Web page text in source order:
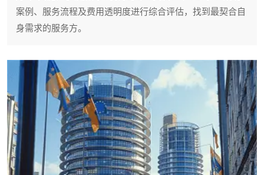
案例、服务流程及费用透明度进行综合评估，找到最契合自
身需求的服务方。